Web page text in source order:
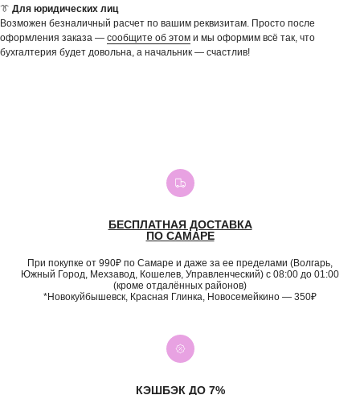
👔 Для юридических лиц
Возможен безналичный расчет по вашим реквизитам. Просто после
оформления заказа — сообщите об этом и мы оформим всё так, что
бухгалтерия будет довольна, а начальник — счастлив!
БЕСПЛАТНАЯ ДОСТАВКА
ПО САМАРЕ
При покупке от 990₽ по Самаре и даже за ее пределами (Волгарь,
Южный Город, Мехзавод, Кошелев, Управленческий) с 08:00 до 01:00
(кроме отдалённых районов)
*Новокуйбышевск, Красная Глинка, Новосемейкино — 350₽
КЭШБЭК ДО 7%